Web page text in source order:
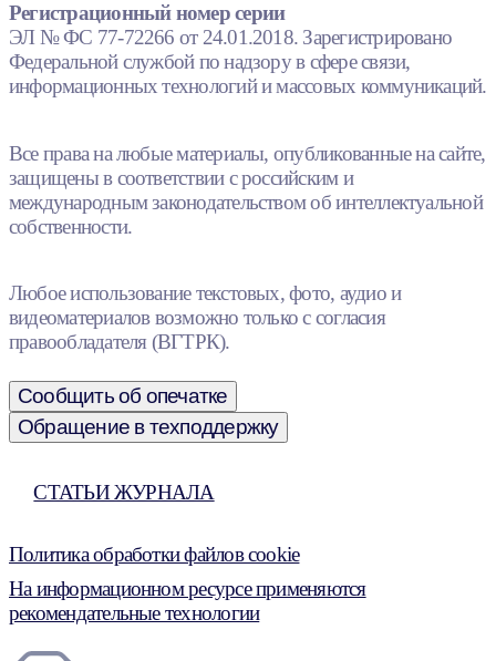
Регистрационный номер серии
ЭЛ № ФС 77-72266 от 24.01.2018. Зарегистрировано
Федеральной службой по надзору в сфере связи,
информационных технологий и массовых коммуникаций.
Все права на любые материалы, опубликованные на сайте,
защищены в соответствии с российским и
международным законодательством об интеллектуальной
собственности.
Любое использование текстовых, фото, аудио и
видеоматериалов возможно только с согласия
правообладателя (ВГТРК).
Сообщить об опечатке
Обращение в техподдержку
СТАТЬИ ЖУРНАЛА
Политика обработки файлов cookie
На информационном ресурсе применяются
рекомендательные технологии